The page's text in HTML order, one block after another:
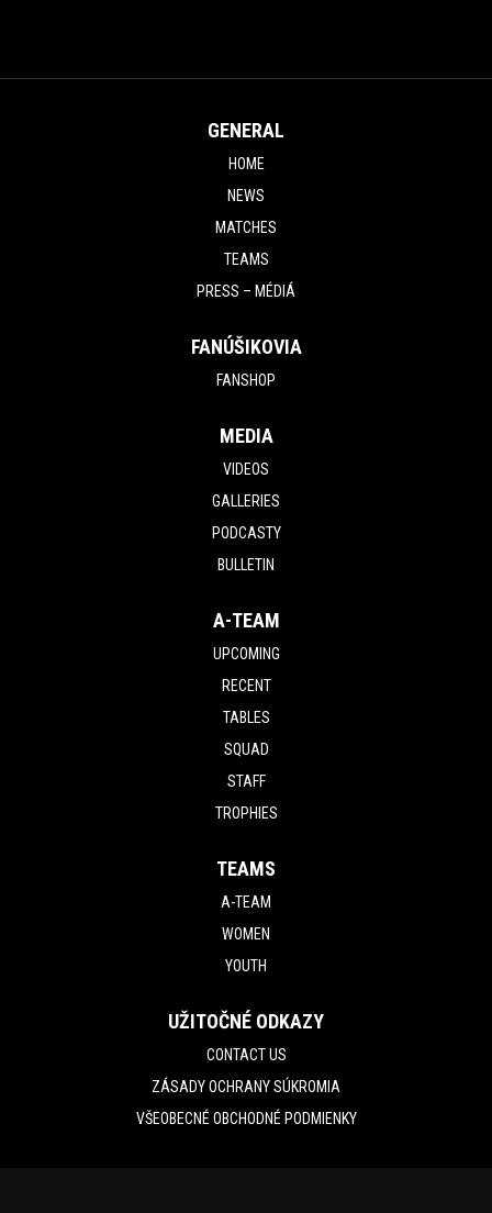
GENERAL
HOME
NEWS
MATCHES
TEAMS
PRESS – MÉDIÁ
FANÚŠIKOVIA
FANSHOP
MEDIA
VIDEOS
GALLERIES
PODCASTY
BULLETIN
A-TEAM
UPCOMING
RECENT
TABLES
SQUAD
STAFF
TROPHIES
TEAMS
A-TEAM
WOMEN
YOUTH
UŽITOČNÉ ODKAZY
CONTACT US
ZÁSADY OCHRANY SÚKROMIA
VŠEOBECNÉ OBCHODNÉ PODMIENKY